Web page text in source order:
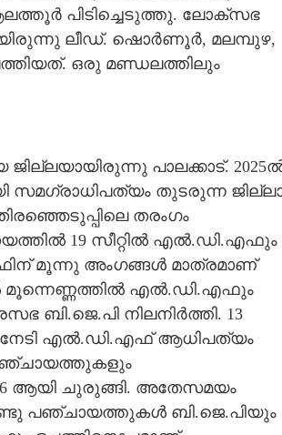
പിടിച്ചെടുത്തു. ലോക്സഭ
ലീഡ്. ഷൊർണൂർ, മലമ്പുഴ,
ഒരു മണ്ഡലത്തിലും
പാലക്കാട്.
തുടരുന്ന
തരംഗം
19 സീറ്റിൽ എൽ.ഡി.എഫും
മൂന്നു അംഗങ്ങൾ മാത്രമാണ്
മൂന്നെണ്ണത്തിൽ എൽ.ഡി.എഫും
ബി.ജെ.പി നിലനിർത്തി. 13
എൽ.ഡി.എഫ് ആധിപത്യം
ആയി ചുരുങ്ങി. അതേസമയം
പഞ്ചായത്തുകൾ ബി.ജെ.പിയും
Share this link